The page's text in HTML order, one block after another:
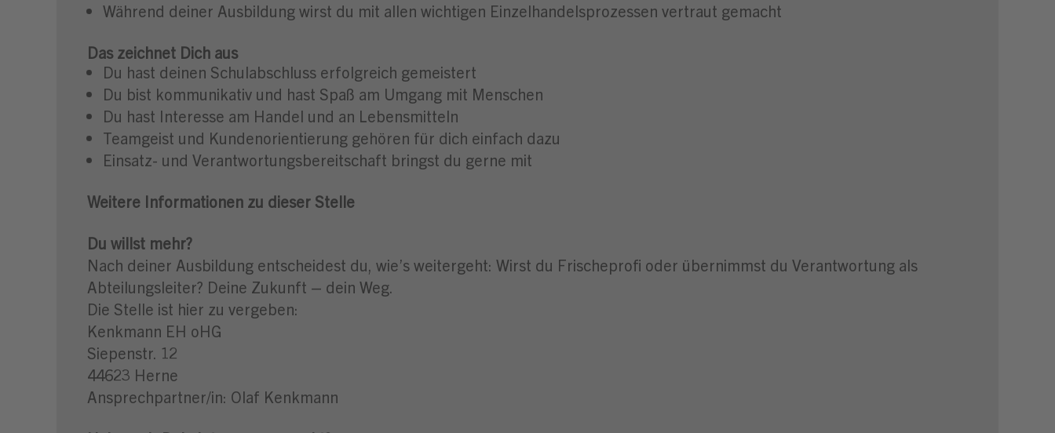
Während deiner Ausbildung wirst du mit allen wichtigen Einzelhandelsprozessen vertraut gemacht
Das zeichnet Dich aus
Du hast deinen Schulabschluss erfolgreich gemeistert
Du bist kommunikativ und hast Spaß am Umgang mit Menschen
Du hast Interesse am Handel und an Lebensmitteln
Teamgeist und Kundenorientierung gehören für dich einfach dazu
Einsatz- und Verantwortungsbereitschaft bringst du gerne mit
Weitere Informationen zu dieser Stelle
Du willst mehr?
Nach deiner Ausbildung entscheidest du, wie’s weitergeht: Wirst du Frischeprofi oder übernimmst du Verantwortung als
Abteilungsleiter? Deine Zukunft – dein Weg.
Die Stelle ist hier zu vergeben:
Kenkmann EH oHG
Siepenstr. 12
44623 Herne
Ansprechpartner/in: Olaf Kenkmann